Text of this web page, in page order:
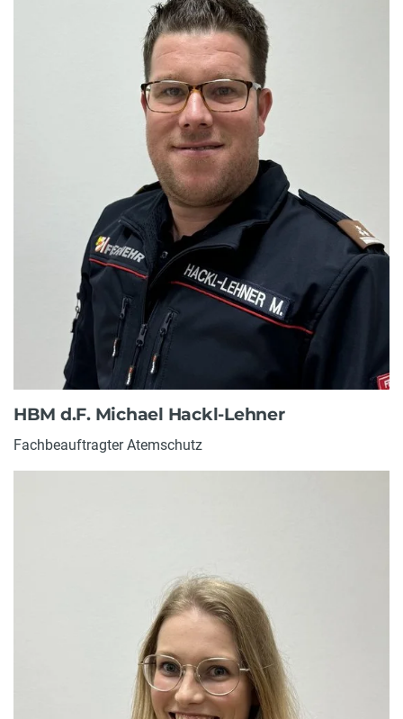
HBM d.F. Michael Hackl-Lehner
Fachbeauftragter Atemschutz